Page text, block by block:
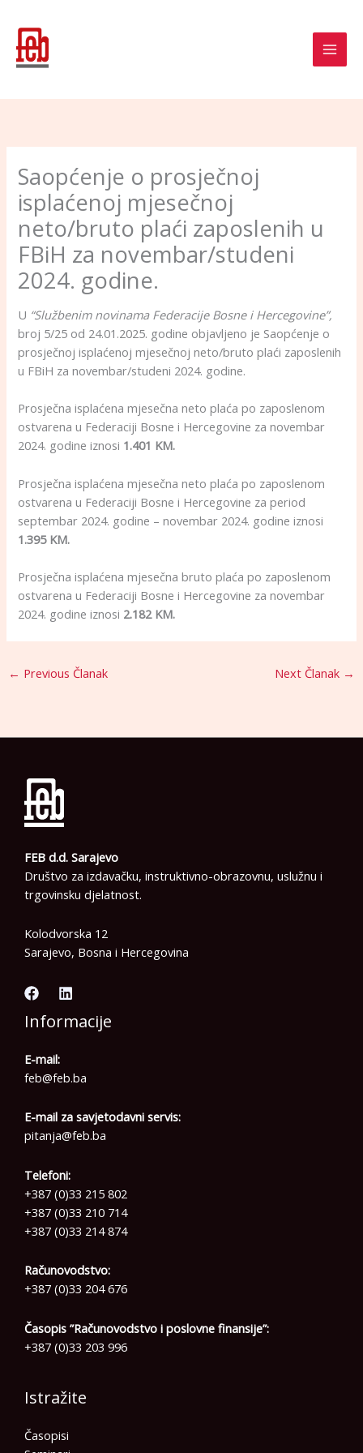
content
Saopćenje o prosječnoj
isplaćenoj mjesečnoj
neto/bruto plaći zaposlenih u
FBiH za novembar/studeni
2024. godine.
U “Službenim novinama Federacije Bosne i Hercegovine”,
broj 5/25 od 24.01.2025. godine objavljeno je Saopćenje o
prosječnoj isplaćenoj mjesečnoj neto/bruto plaći zaposlenih
u FBiH za novembar/studeni 2024. godine.
Prosječna isplaćena mjesečna neto plaća po zaposlenom
ostvarena u Federaciji Bosne i Hercegovine za novembar
2024. godine iznosi 1.401 KM.
Prosječna isplaćena mjesečna neto plaća po zaposlenom
ostvarena u Federaciji Bosne i Hercegovine za period
septembar 2024. godine – novembar 2024. godine iznosi
1.395 KM.
Prosječna isplaćena mjesečna bruto plaća po zaposlenom
ostvarena u Federaciji Bosne i Hercegovine za novembar
2024. godine iznosi 2.182 KM.
← Previous Članak Next Članak →
FEB d.d. Sarajevo
Društvo za izdavačku, instruktivno-obrazovnu, uslužnu i
trgovinsku djelatnost.
Kolodvorska 12
Sarajevo, Bosna i Hercegovina
Informacije
E-mail:
feb@feb.ba
E-mail za savjetodavni servis:
pitanja@feb.ba
Telefoni:
+387 (0)33 215 802
+387 (0)33 210 714
+387 (0)33 214 874
Računovodstvo:
+387 (0)33 204 676
Časopis ”Računovodstvo i poslovne finansije”:
+387 (0)33 203 996
Istražite
Časopisi